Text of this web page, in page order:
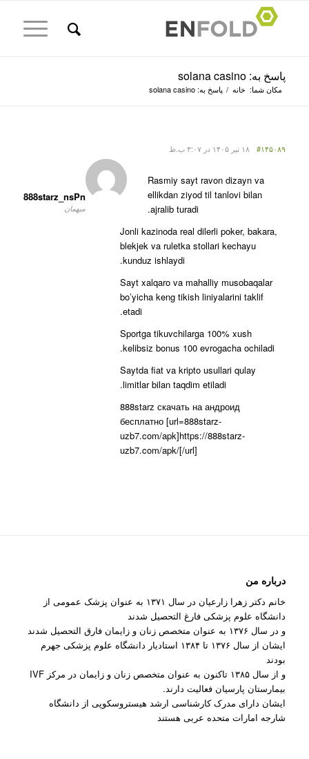
پاسخ به: solana casino
مکان شما: خانه / پاسخ به: solana casino
۱۸ تیر ۱۴۰۵ در ۳:۰۷ ب.ظ #۱۴۵۰۸۹
888starz_nsPn
میهمان
Rasmiy sayt ravon dizayn va
ellikdan ziyod til tanlovi bilan
ajralib turadi.
Jonli kazinoda real dilerli poker, bakara,
blekjek va ruletka stollari kechayu
kunduz ishlaydi.
Sayt xalqaro va mahalliy musobaqalar
bo’yicha keng tikish liniyalarini taklif
etadi.
Sportga tikuvchilarga 100% xush
kelibsiz bonus 100 evrogacha ochiladi.
Saytda fiat va kripto usullari qulay
limitlar bilan taqdim etiladi.
888starz скачать на андроид
бесплатно [url=888starz-
uzb7.com/apk]https://888starz-
uzb7.com/apk/[/url]
درباره من
خانم دکتر زهرا زارعیان در سال ۱۳۷۱ به عنوان پزشک عمومی از
دانشگاه علوم پزشکی فارغ التحصیل شدند
و در سال ۱۳۷۶ به عنوان متخصص زنان و زایمان فارق التحصیل شدند
ایشان از سال ۱۳۷۶ تا ۱۳۸۴ استادیار دانشگاه علوم پزشکی جهرم
بودند
و از سال ۱۳۸۵ تاکنون به عنوان متخصص زنان و زایمان در مرکز IVF
بیمارستان پارسیان فعالیت دارند.
ایشان دارای مدرک کارشناسی ارشد هیستروسکوپی از دانشگاه
شارجه امارات متحده عربی هستند